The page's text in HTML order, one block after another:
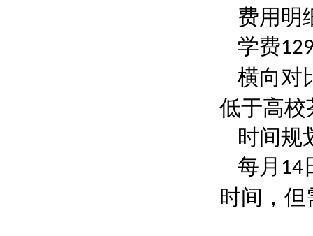
费用明
学费
横向对
低于高校
时间规
每月 14
时间，